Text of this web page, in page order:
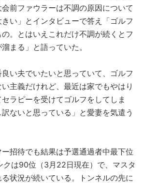
前ファウラーは不調の原因について
きい」とインタビューで答え「ゴルフ
。とはいえこれだけ不調が続くとフ
まる」と語っていた。
良い夫でいたいと思っていて、ゴルフ
主義だけれど、最近は家でもやはり
ラピーを受けてゴルフをしてしま
ないと思っている」と愛妻を気遣う
招待でも結果は予選通過者中最下位
クは90位（3月22日現在）で、マスタ
状況が続いている。トンネルの先に